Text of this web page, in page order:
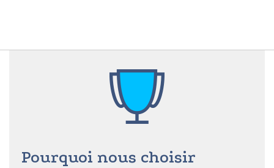
Pourquoi nous choisir